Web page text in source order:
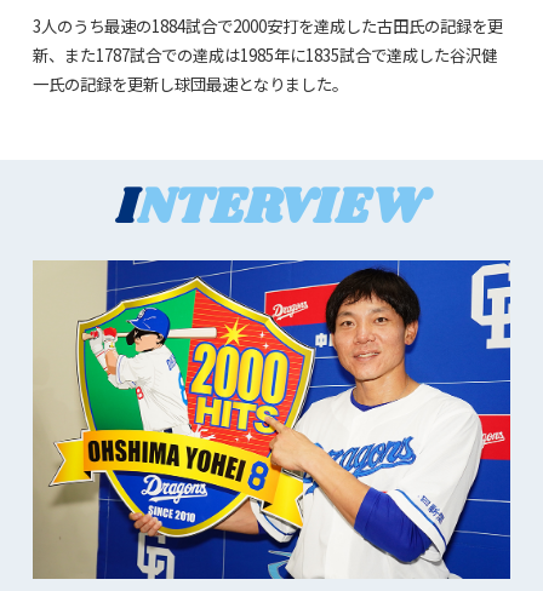
3人のうち最速の1884試合で2000安打を達成した古田氏の記録を更
新、また1787試合での達成は1985年に1835試合で達成した谷沢健
一氏の記録を更新し球団最速となりました。
INTERVIEW